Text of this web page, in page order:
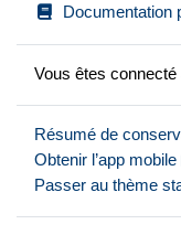
Documentation
Vous êtes
Résumé de
Obtenir l’app mobile
Passer au thème